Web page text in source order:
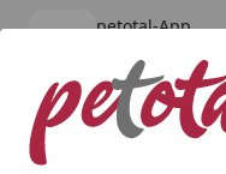
petotal-App
kostenlos - Im App Store
Alle Produkte
Mein Konto